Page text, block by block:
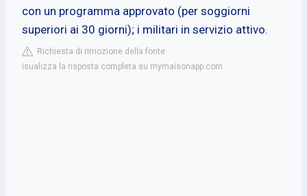
con un programma approvato (per soggiorni
superiori ai 30 giorni); i militari in servizio attivo.
Richiesta di rimozione della fonte
isualizza la risposta completa su mymaisonapp.com